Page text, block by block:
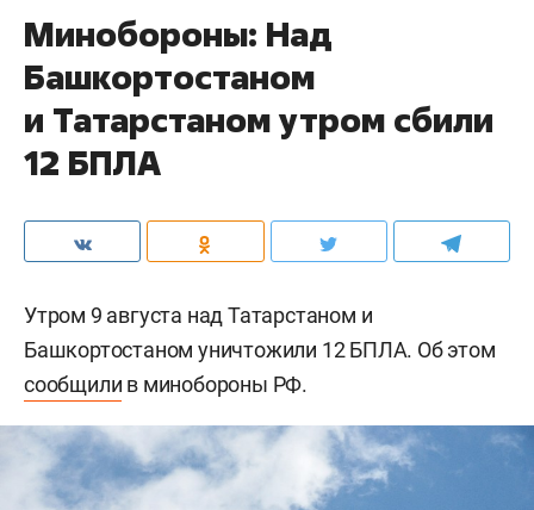
Минобороны: Над
Башкортостаном
и Татарстаном утром сбили
12 БПЛА
Утром 9 августа над Татарстаном и
Башкортостаном уничтожили 12 БПЛА. Об этом
сообщили в минобороны РФ.